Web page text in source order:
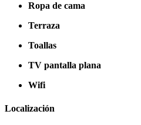
Ropa de cama
Terraza
Toallas
TV pantalla plana
Wifi
Localización